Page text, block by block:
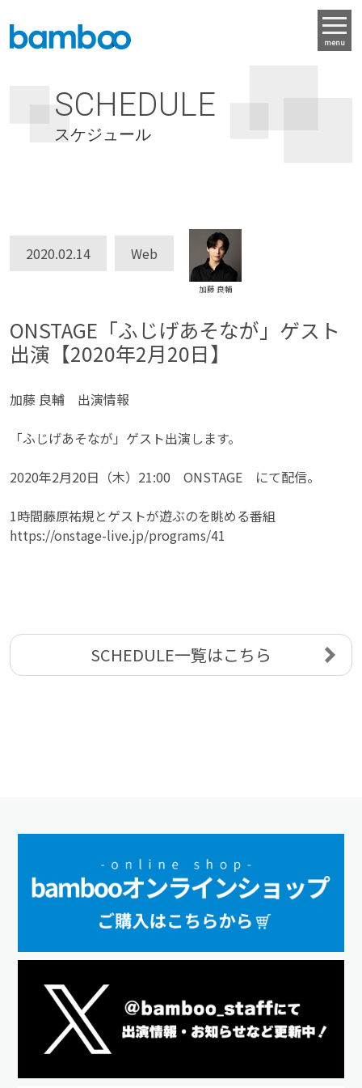
menu
SCHEDULE
スケジュール
2020.02.14 Web
加藤 良輔
ONSTAGE「ふじげあそなが」ゲスト
出演【2020年2月20日】
加藤 良輔 出演情報
「ふじげあそなが」ゲスト出演します。
2020年2月20日（木）21:00 ONSTAGE にて配信。
1時間藤原祐規とゲストが遊ぶのを眺める番組
https://onstage-live.jp/programs/41
SCHEDULE一覧はこちら